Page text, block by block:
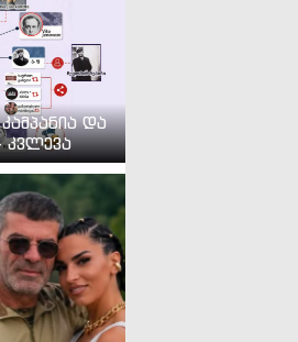
ახალშობილი შვილი
და
კვლევა